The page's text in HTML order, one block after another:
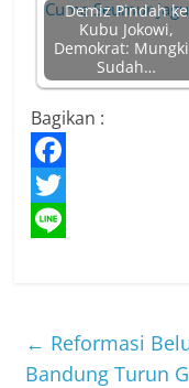
Demiz Pindah ke
Kubu Jokowi,
Demokrat:
Sudah…
Bagikan :
F
a
o
T
te
← Reformasi
Bandung Turun